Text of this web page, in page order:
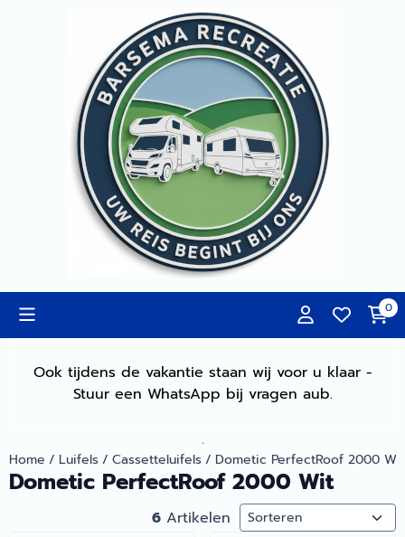
Cookievoorkeuren zijn momenteel gesloten.
0
Ook tijdens de vakantie staan wij voor u klaar -
Stuur een WhatsApp bij vragen aub.
.
Home / Luifels/ Cassetteluifels/ Dometic PerfectRoof 2000 Wit
Dometic PerfectRoof 2000 Wit
6 Artikelen Sorteermethode